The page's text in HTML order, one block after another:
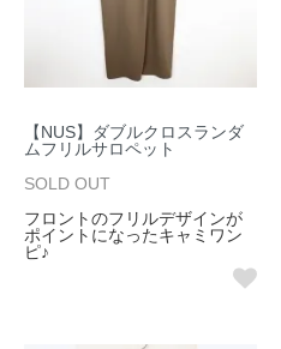
【NUS】ダブルクロスランダ
ムフリルサロペット
SOLD OUT
フロントのフリルデザインが
ポイントになったキャミワン
ピ♪